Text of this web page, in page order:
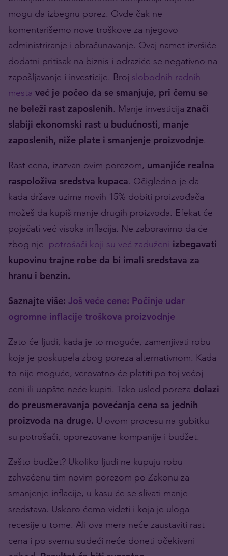
mogu da izbegnu porez. Ovde čak ne
komentarišemo nove troškove za njegovo
administriranje i obračunavanje. Ovaj namet izvršiće
dodatni pritisak na biznis i odraziće se negativno na
zapošljavanje i investicije. Broj slobodnih radnih
mesta već je počeo da se smanjuje, pri čemu se
ne beleži rast zaposlenih. Manje investicija znači
slabiji ekonomski rast u budućnosti, manje
zaposlenih, niže plate i smanjenje proizvodnje.
Rast cena, izazvan ovim porezom, umanjiće realna
raspoloživa sredstva kupaca. Očigledno je da
kada država uzima novih 15% dobiti proizvođača
možeš da kupiš manje drugih proizvoda. Efekat će
pojačati već visoka inflacija. Ne zaboravimo da će
zbog nje potrošači koji su već zaduženi izbegavati
kupovinu trajne robe da bi imali sredstava za
hranu i benzin.
Saznajte više: Još veće cene: Počinje udar
ogromne inflacije troškova proizvodnje
Zato će ljudi, kada je to moguće, zamenjivati robu
koja je poskupela zbog poreza alternativnom. Kada
to nije moguće, verovatno će platiti po toj većoj
ceni ili uopšte neće kupiti. Tako usled poreza dolazi
do preusmeravanja povećanja cena sa jednih
proizvoda na druge. U ovom procesu na gubitku
su potrošači, oporezovane kompanije i budžet.
Zašto budžet? Ukoliko ljudi ne kupuju robu
zahvaćenu tim novim porezom po Zakonu za
smanjenje inflacije, u kasu će se slivati manje
sredstava. Uskoro ćemo videti i koja je uloga
recesije u tome. Ali ova mera neće zaustaviti rast
cena i po svemu sudeći neće doneti očekivani